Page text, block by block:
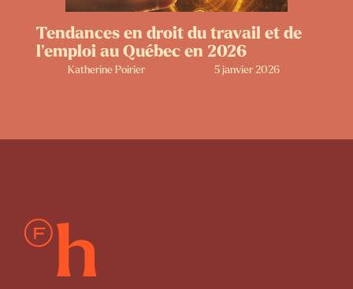
Tendances en droit du travail et de
l’emploi au Québec en 2026
Katherine Poirier 5 janvier 2026